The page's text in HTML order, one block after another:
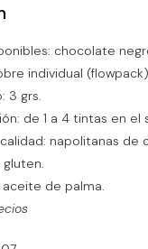
chocolate
individual
3 grs.
de 1 a 4 tintas en el
napolitanas de
gluten.
de palma.